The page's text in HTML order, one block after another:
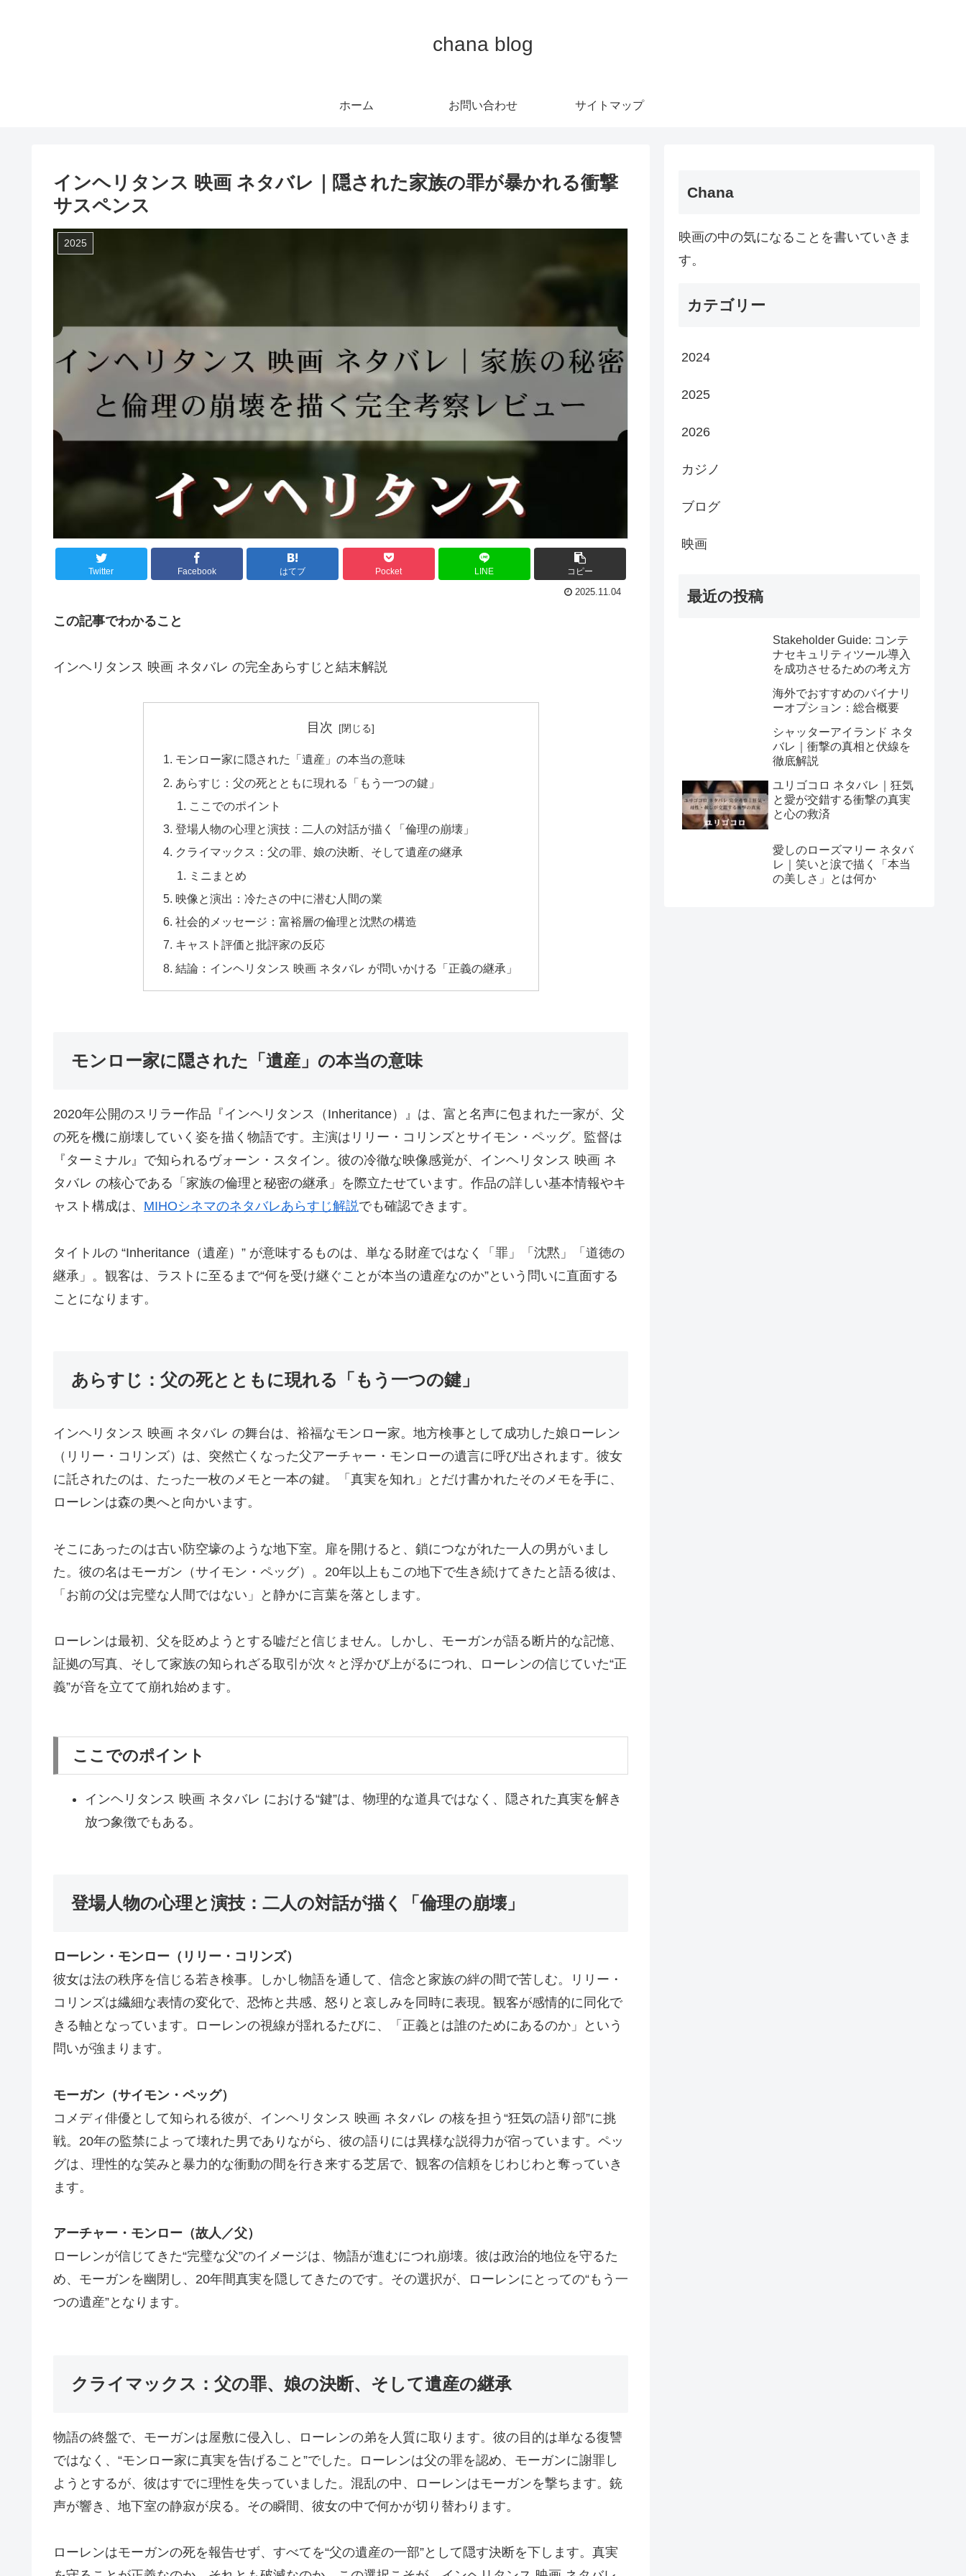
chana blog
ホーム お問い合わせ サイトマップ
インヘリタンス 映画 ネタバレ｜隠された家族の罪が暴かれる衝撃
サスペンス
2025
Twitter Facebook はてブ Pocket LINE コピー
2025.11.04
この記事でわかること
インヘリタンス 映画 ネタバレ の完全あらすじと結末解説
目次
モンロー家に隠された「遺産」の本当の意味
あらすじ：父の死とともに現れる「もう一つの鍵」
ここでのポイント
登場人物の心理と演技：二人の対話が描く「倫理の崩壊」
クライマックス：父の罪、娘の決断、そして遺産の継承
ミニまとめ
映像と演出：冷たさの中に潜む人間の業
社会的メッセージ：富裕層の倫理と沈黙の構造
キャスト評価と批評家の反応
結論：インヘリタンス 映画 ネタバレ が問いかける「正義の継承」
モンロー家に隠された「遺産」の本当の意味
2020年公開のスリラー作品『インヘリタンス（Inheritance）』は、富と名声に包まれた一家が、父
の死を機に崩壊していく姿を描く物語です。主演はリリー・コリンズとサイモン・ペッグ。監督は
『ターミナル』で知られるヴォーン・スタイン。彼の冷徹な映像感覚が、インヘリタンス 映画 ネ
タバレ の核心である「家族の倫理と秘密の継承」を際立たせています。作品の詳しい基本情報やキ
ャスト構成は、 MIHOシネマのネタバレあらすじ解説でも確認できます。
タイトルの “Inheritance（遺産）” が意味するものは、単なる財産ではなく「罪」「沈黙」「道徳の
継承」。観客は、ラストに至るまで“何を受け継ぐことが本当の遺産なのか”という問いに直面する
ことになります。
あらすじ：父の死とともに現れる「もう一つの鍵」
インヘリタンス 映画 ネタバレ の舞台は、裕福なモンロー家。地方検事として成功した娘ローレン
（リリー・コリンズ）は、突然亡くなった父アーチャー・モンローの遺言に呼び出されます。彼女
に託されたのは、たった一枚のメモと一本の鍵。「真実を知れ」とだけ書かれたそのメモを手に、
ローレンは森の奥へと向かいます。
そこにあったのは古い防空壕のような地下室。扉を開けると、鎖につながれた一人の男がいまし
た。彼の名はモーガン（サイモン・ペッグ）。20年以上もこの地下で生き続けてきたと語る彼は、
「お前の父は完璧な人間ではない」と静かに言葉を落とします。
ローレンは最初、父を貶めようとする嘘だと信じません。しかし、モーガンが語る断片的な記憶、
証拠の写真、そして家族の知られざる取引が次々と浮かび上がるにつれ、ローレンの信じていた“正
義”が音を立てて崩れ始めます。
ここでのポイント
インヘリタンス 映画 ネタバレ における“鍵”は、物理的な道具ではなく、隠された真実を解き
放つ象徴でもある。
登場人物の心理と演技：二人の対話が描く「倫理の崩壊」
ローレン・モンロー（リリー・コリンズ）
彼女は法の秩序を信じる若き検事。しかし物語を通して、信念と家族の絆の間で苦しむ。リリー・
コリンズは繊細な表情の変化で、恐怖と共感、怒りと哀しみを同時に表現。観客が感情的に同化で
きる軸となっています。ローレンの視線が揺れるたびに、「正義とは誰のためにあるのか」という
問いが強まります。
モーガン（サイモン・ペッグ）
コメディ俳優として知られる彼が、インヘリタンス 映画 ネタバレ の核を担う“狂気の語り部”に挑
戦。20年の監禁によって壊れた男でありながら、彼の語りには異様な説得力が宿っています。ペッ
グは、理性的な笑みと暴力的な衝動の間を行き来する芝居で、観客の信頼をじわじわと奪っていき
ます。
アーチャー・モンロー（故人／父）
ローレンが信じてきた“完璧な父”のイメージは、物語が進むにつれ崩壊。彼は政治的地位を守るた
め、モーガンを幽閉し、20年間真実を隠してきたのです。その選択が、ローレンにとっての“もう一
つの遺産”となります。
クライマックス：父の罪、娘の決断、そして遺産の継承
物語の終盤で、モーガンは屋敷に侵入し、ローレンの弟を人質に取ります。彼の目的は単なる復讐
ではなく、“モンロー家に真実を告げること”でした。ローレンは父の罪を認め、モーガンに謝罪し
ようとするが、彼はすでに理性を失っていました。混乱の中、ローレンはモーガンを撃ちます。銃
声が響き、地下室の静寂が戻る。その瞬間、彼女の中で何かが切り替わります。
ローレンはモーガンの死を報告せず、すべてを“父の遺産の一部”として隠す決断を下します。真実
Chana
映画の中の気になることを書いていきま
す。
カテゴリー
2024
2025
2026
カジノ
ブログ
映画
最近の投稿
Stakeholder Guide: コンテ
ナセキュリティツール導入
を成功させるための考え方
海外でおすすめのバイナリ
ーオプション：総合概要
シャッターアイランド ネタ
バレ｜衝撃の真相と伏線を
徹底解説
ユリゴコロ ネタバレ｜狂気
と愛が交錯する衝撃の真実
と心の救済
愛しのローズマリー ネタバ
レ｜笑いと涙で描く「本当
の美しさ」とは何か